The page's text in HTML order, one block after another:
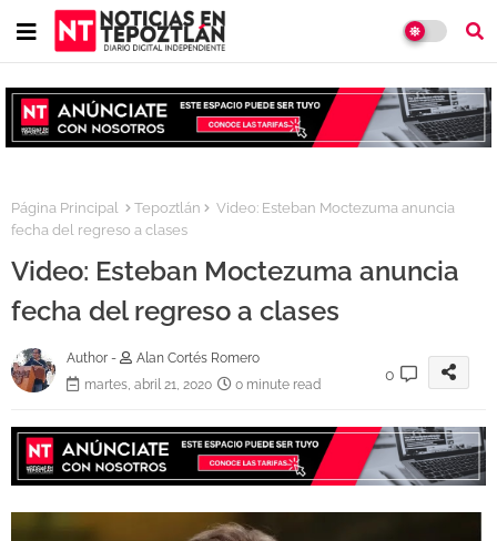
Página Principal Tepoztlán
Video: Esteban Moctezuma anuncia
fecha del regreso a clases
Video: Esteban Moctezuma anuncia
fecha del regreso a clases
Author -
Alan Cortés Romero
martes, abril 21, 2020
0 minute read
0